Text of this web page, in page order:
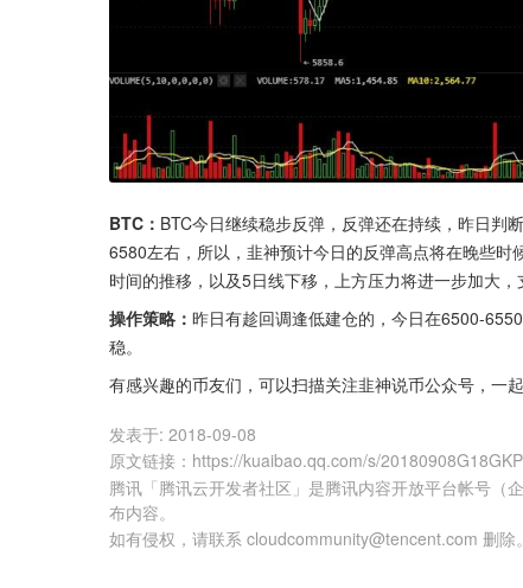
BTC： BTC今日继续稳步反弹，反弹还在持续，昨日判
6580左右，所以，韭神预计今日的反弹高点将在晚些
时间的推移，以及5日线下移，上方压力将进一步加大，
操作策略： 昨日有趁回调逢低建仓的，今日在6500-
稳。
有感兴趣的币友们，可以扫描关注韭神说币公众号，一
发表于: 2018-09-08
原文链接 ： https://kuaibao.qq.com/s/
腾讯「腾讯云开发者社区」是腾讯内容开放平台帐号（
布内容。
如有侵权，请联系 cloudcommunity@tencent.com 删除。